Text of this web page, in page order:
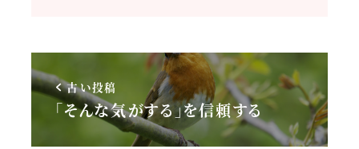
古い投稿
「そんな気がする」を信頼する